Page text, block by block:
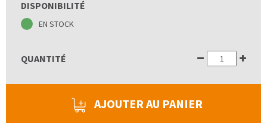
DISPONIBILITÉ
EN STOCK
QUANTITÉ
AJOUTER AU PANIER